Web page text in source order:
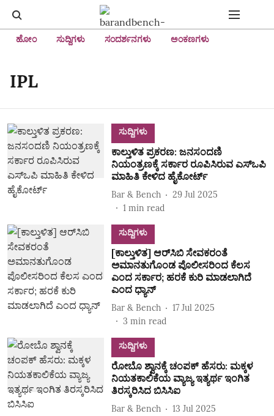
ಹೋಂ ಸುದ್ದಿಗಳು ಸಂದರ್ಶನಗಳು ಅಂಕಣಗಳು
IPL
ಸುದ್ದಿಗಳು
ಕಾಲ್ತುಳಿತ ಪ್ರಕರಣ: ಜನಸಂದಣಿ
ನಿಯಂತ್ರಣಕ್ಕೆ ಸರ್ಕಾರ ರೂಪಿಸಿರುವ ಎಸ್‌ಒಪಿ
ಮಾಹಿತಿ ಕೇಳಿದ ಹೈಕೋರ್ಟ್‌
Bar & Bench
29 Jul 2025
1 min read
ಸುದ್ದಿಗಳು
[ಕಾಲ್ತುಳಿತ] ಆರ್‌ಸಿಬಿ ಸೇವಕರಂತೆ
ಅಮಾನತುಗೊಂಡ ಪೊಲೀಸರಿಂದ ಕೆಲಸ
ಎಂದ ಸರ್ಕಾರ; ಹರಕೆ ಕುರಿ ಮಾಡಲಾಗಿದೆ
ಎಂದ ಧ್ಯಾನ್‌
Bar & Bench
17 Jul 2025
3 min read
ಸುದ್ದಿಗಳು
ರೋಬೊ ಶ್ವಾನಕ್ಕೆ ಚಂಪಕ್ ಹೆಸರು: ಮಕ್ಕಳ
ನಿಯತಕಾಲಿಕೆಯ ವ್ಯಾಜ್ಯ ಇತ್ಯರ್ಥ ಇಂಗಿತ
ತಿರಸ್ಕರಿಸಿದ ಬಿಸಿಸಿಐ
Bar & Bench
13 Jul 2025